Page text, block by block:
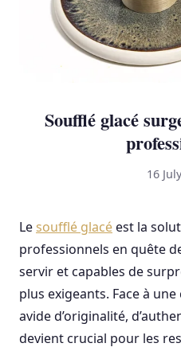
Soufflé glacé
16
Lesoufflé glacéest la
professionnels en quête
servir et capables de
plus exigeants. Face à
avide d’originalité,
devient crucial pour les